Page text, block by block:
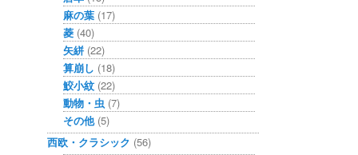
麻の葉 (17)
菱 (40)
矢絣 (22)
算崩し (18)
鮫小紋 (22)
動物・虫 (7)
その他(5)
西欧・クラシック (56)